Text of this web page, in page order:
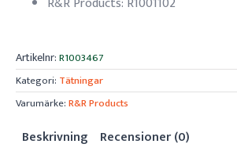
Artikelnr:R1003467
Kategori: Tätningar
Varumärke:R&R Products
Beskrivning Recensioner (0)